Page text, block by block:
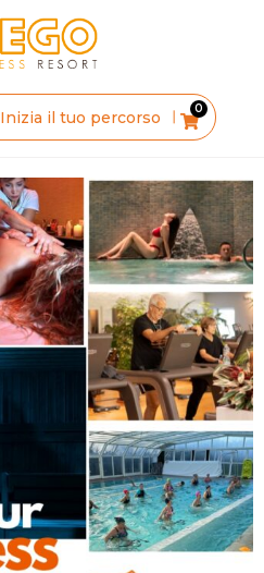
Inizia il tuo percorso 0